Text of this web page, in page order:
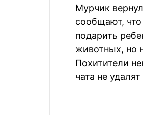
Мурчик
сообщают,
подарить
животных, но
Похитители
чата не